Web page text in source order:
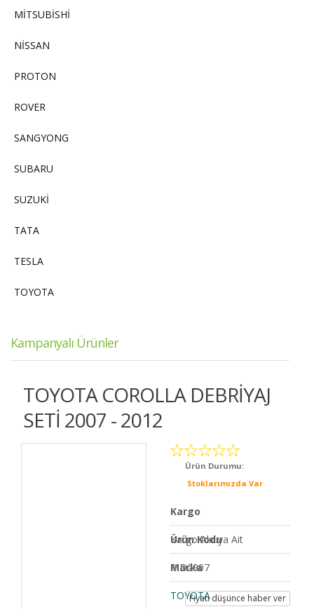
MİTSUBİSHİ
NİSSAN
PROTON
ROVER
SANGYONG
SUBARU
SUZUKİ
TATA
TESLA
TOYOTA
Kampanyalı Ürünler
TOYOTA COROLLA DEBRİYAJ
SETİ 2007 - 2012
Ürün Durumu:
Stoklarımızda Var
Kargo
Kargo Alıcıya Ait
Ürün Kodu
PID2907
Marka
TOYOTAFiyatı düşünce haber ver